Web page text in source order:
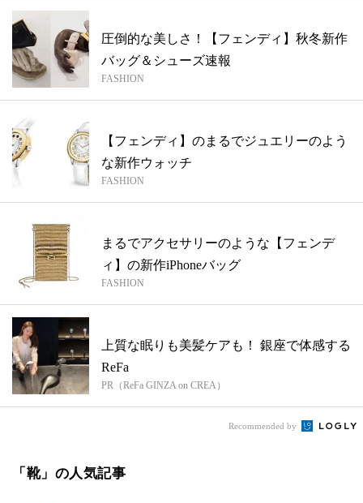
圧倒的な美しさ！【フェンディ】秋冬新作
バッグ＆シューズ速報
FASHION
【フェンディ】のまるでジュエリーのよう
な新作ウォッチ
FASHION
まるでアクセサリーのような【フェンデ
ィ】の新作iPhoneバッグ
FASHION
上質な眠りも美髪ケアも！ 銀座で体感する
ReFa
PR（ReFa GINZA on CREA）
Recommended by
「靴」の人気記事